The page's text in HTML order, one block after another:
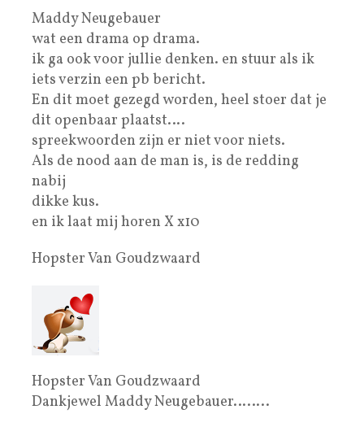
Maddy Neugebauer
wat een drama op drama.
ik ga ook voor jullie denken. en stuur als ik
iets verzin een pb bericht.
En dit moet gezegd worden, heel stoer dat je
dit openbaar plaatst….
spreekwoorden zijn er niet voor niets.
Als de nood aan de man is, is de redding
nabij
dikke kus.
en ik laat mij horen X x10
Hopster Van Goudzwaard
Hopster Van Goudzwaard
Dankjewel Maddy Neugebauer……..